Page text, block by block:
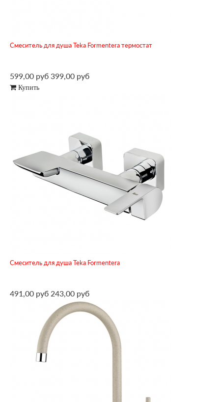
Смеситель для душа Teka Formentera термостат
599,00 руб 399,00 руб
Купить
Смеситель для душа Teka Formentera
491,00 руб 243,00 руб